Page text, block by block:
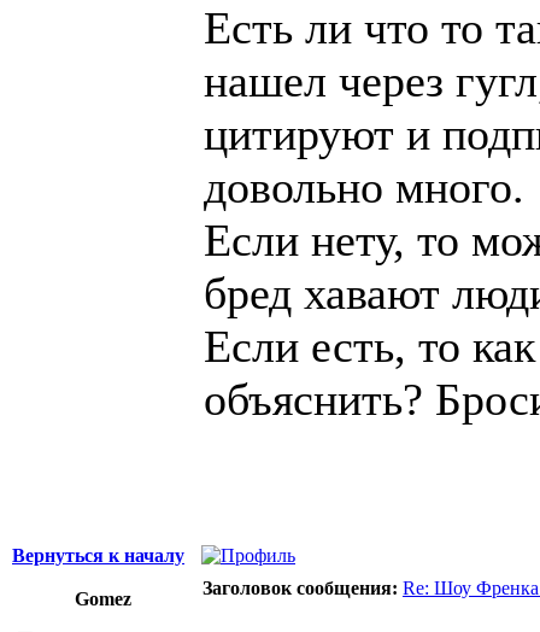
Есть ли что то
нашел через
цитируют и
довольно много.
Если нету, то
бред хавают
Если есть, то
объяснить?
Вернуться к началу
Gomez
Заголовок сообщения: Re: Шоу Френка